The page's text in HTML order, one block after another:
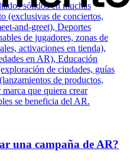
sólidos en muchas
(exclusivas de conciertos,
and-greet), Deportes
de jugadores, zonas de
activaciones en tienda),
en AR), Educación
de ciudades, guías
de productos,
que quiera crear
se beneficia del AR.
una campaña de AR?